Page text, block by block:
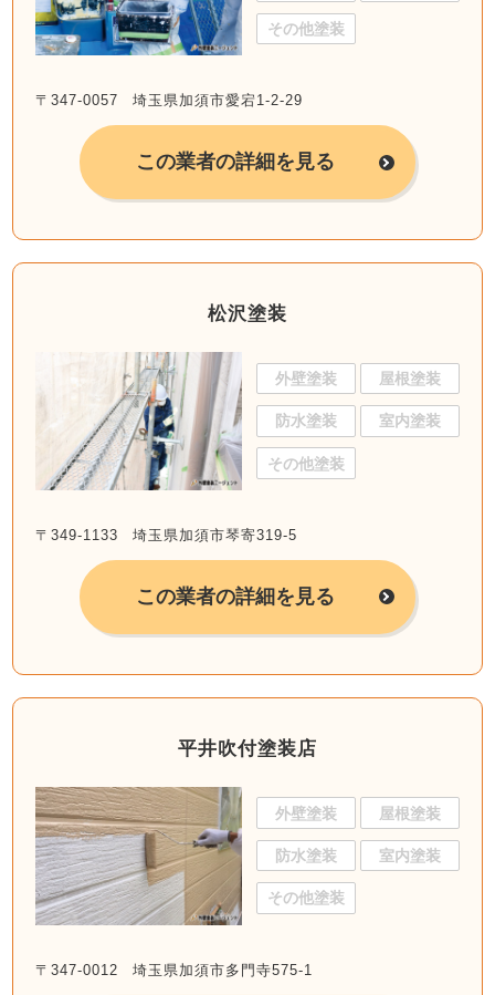
その他塗装
〒347-0057 埼玉県加須市愛宕1-2-29
この業者の詳細を見る
松沢塗装
外壁塗装 屋根塗装
防水塗装 室内塗装
その他塗装
〒349-1133 埼玉県加須市琴寄319-5
この業者の詳細を見る
平井吹付塗装店
外壁塗装 屋根塗装
防水塗装 室内塗装
その他塗装
〒347-0012 埼玉県加須市多門寺575-1